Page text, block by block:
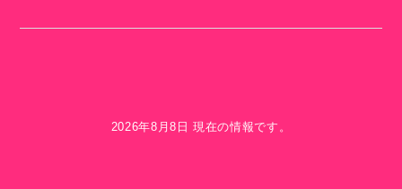
2026年8月8日 現在の情報です。